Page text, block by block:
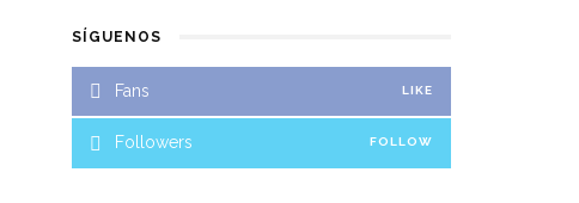
SÍGUENOS
Fans LIKE
Followers FOLLOW